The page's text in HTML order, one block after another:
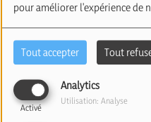
pour améliorer l'expérience de
Tout accepter Tout
Analytics
Activé
Utilisation: Analyse